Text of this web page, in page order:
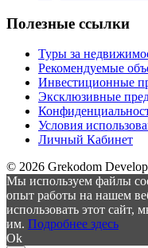
Полезные ссылки
Туры за
Рекомендуемые
Инвестиционные
Эксклюзивные
Условия
Личный Кабинет
© 2026 Grekodom
Мы используем файлы
опыт работы на нашем
использовать этот
им. Подробнее здесь
Ok